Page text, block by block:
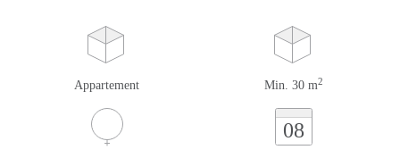
Appartement Min. 30 m2
08